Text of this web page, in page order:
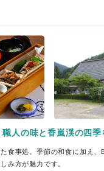
人の味と香嵐渓の四季
食事処。季節の和食に加え、
み方が魅力です。